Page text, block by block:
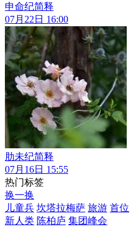
申命纪简释
07月22日 16:00
肋未纪简释
07月16日 15:55
热门标签
换一换
儿童兵 坎塔拉梅萨 旅游 首位
新人类 陈柏庐 集团峰会